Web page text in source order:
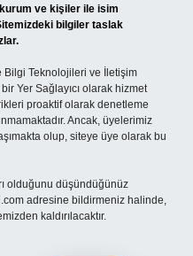
ve kişiler ile isim
bilgiler taslak
Bilgi Teknolojileri ve İletişim
Yer Sağlayıcı olarak hizmet
proaktif olarak denetleme
Ancak, üyelerimiz
olup, siteye üye olarak bu
olduğunu düşündüğünüz
adresine bildirmeniz halinde,
kaldırılacaktır.